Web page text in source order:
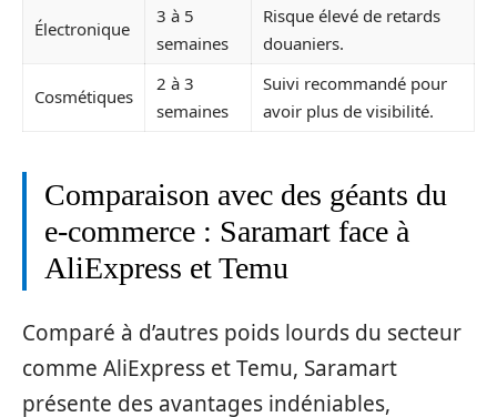
Électronique
3 à 5
semaines
Risque élevé de retards
douaniers.
Cosmétiques
2 à 3
semaines
Suivi recommandé pour
avoir plus de visibilité.
Comparaison avec des géants du
e-commerce : Saramart face à
AliExpress et Temu
Comparé à d’autres poids lourds du secteur
comme AliExpress et Temu, Saramart
présente des avantages indéniables,